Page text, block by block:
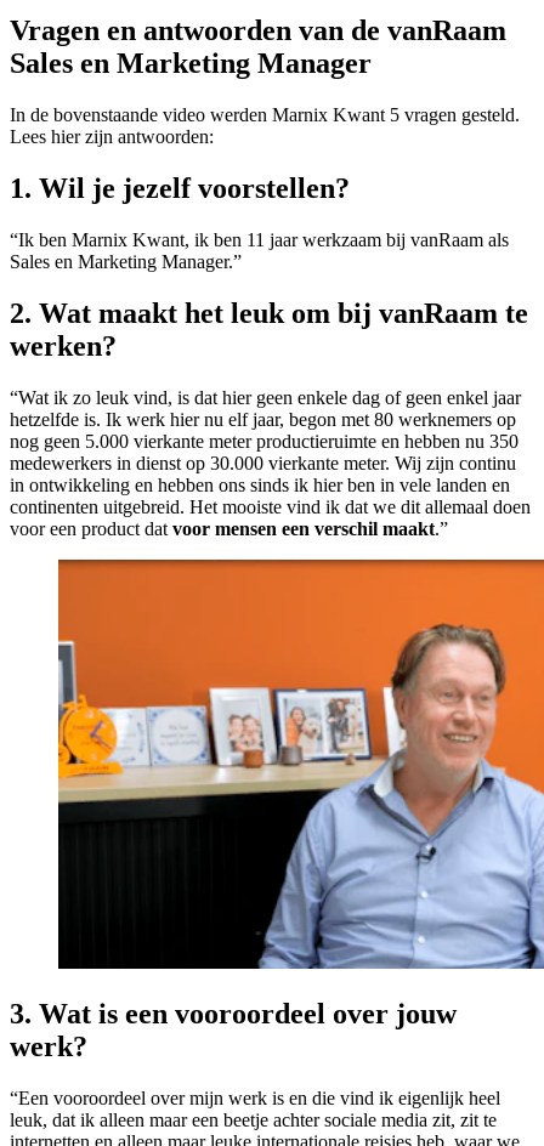
Vragen en antwoorden van de vanRaam
Sales en Marketing Manager
In de bovenstaande video werden Marnix Kwant 5 vragen gesteld.
Lees hier zijn antwoorden:
1. Wil je jezelf voorstellen?
“Ik ben Marnix Kwant, ik ben 11 jaar werkzaam bij vanRaam als
Sales en Marketing Manager.”
2. Wat maakt het leuk om bij vanRaam te
werken?
“Wat ik zo leuk vind, is dat hier geen enkele dag of geen enkel jaar
hetzelfde is. Ik werk hier nu elf jaar, begon met 80 werknemers op
nog geen 5.000 vierkante meter productieruimte en hebben nu 350
medewerkers in dienst op 30.000 vierkante meter. Wij zijn continu
in ontwikkeling en hebben ons sinds ik hier ben in vele landen en
continenten uitgebreid. Het mooiste vind ik dat we dit allemaal doen
voor een product dat voor mensen een verschil maakt.”
3. Wat is een vooroordeel over jouw
werk?
“Een vooroordeel over mijn werk is en die vind ik eigenlijk heel
leuk, dat ik alleen maar een beetje achter sociale media zit, zit te
internetten en alleen maar leuke internationale reisjes heb, waar we